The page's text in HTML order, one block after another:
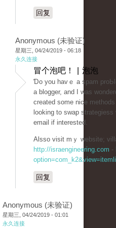
回复
Anonymous (未验证)
星期三, 04/24/2019 - 06:18
永久连接
冒个泡吧！ | 泡泡
Ɗo you havｅ a spam
a blogger, and I was
сreated some nice
looking to ѕwap
email if interested.
Alsso visit mｙ website;
http://israengineering.com -
回复
Anonymous (未验证)
星期三, 04/24/2019 - 01:01
永久连接